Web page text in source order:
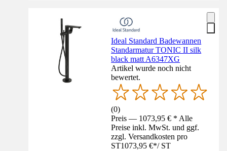
Ideal Standard Badewannen
Standarmatur TONIC II silk
black matt A6347XG
Artikel wurde noch nicht
bewertet.
(0)
Preis — 1073,95 € * Alle
Preise inkl. MwSt. und ggf.
zzgl. Versandkosten pro
ST1073,95 €*/ ST